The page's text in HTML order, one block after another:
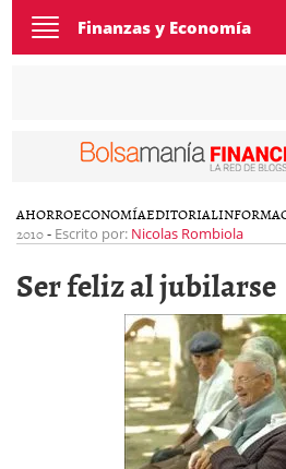
Toggle
navigation
Finanzas y Economía
AHORROECONOMÍAEDITORIAL
2010- Escrito por: Nicolas Rombiola
Ser feliz al jubilarse